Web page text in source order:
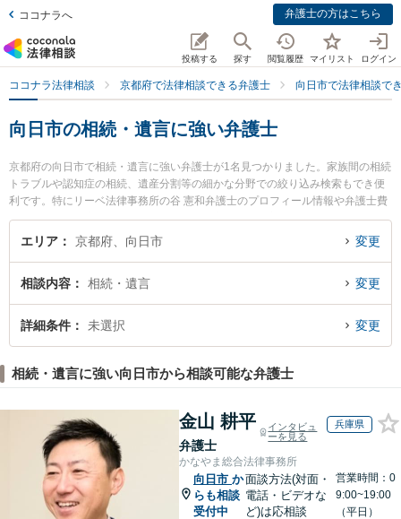
ココナラへ 弁護士の方はこちら
投稿する 探す 閲覧履歴 マイリスト ログイン
ココナラ法律相談 京都府で法律相談できる弁護士 向日市で法律相談で
向日市の相続・遺言に強い弁護士
京都府の向日市で相続・遺言に強い弁護士が1名見つかりました。家族間の相続
トラブルや認知症の相続、遺産分割等の細かな分野での絞り込み検索もでき便
利です。特にリーベ法律事務所の谷 憲和弁護士のプロフィール情報や弁護士費
用、強みなどが注目されています。『向日市で土日や夜間に発生した相続・遺
言のトラブルを今すぐに弁護士に相談したい』『相続・遺言のトラブル解決の
すすめです。
エリア 京都府、向日市 変更
相談内容 相続・遺言 変更
詳細条件 未選択 変更
相続・遺言に強い向日市から相談可能な弁護士
金山 耕平
弁護士
インタビュ
ーを見る
兵庫県
かなやま総合法律事務所
向日市 か
らも相談
受付中
面談方法(対面・
電話・ビデオな
ど)は応相談
営業時間：0
9:00~19:00
（平日）